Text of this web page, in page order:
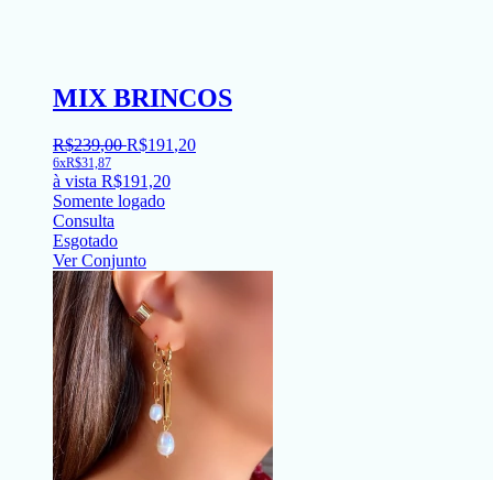
MIX BRINCOS
R$239,00 R$191 ,20
6xR$31,87
à vista R$191,20
Somente logado
Consulta
Esgotado
Ver Conjunto